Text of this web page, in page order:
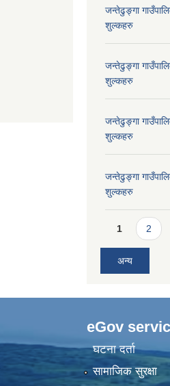
जन्तेढुङ्गा
शुल्कहरु
जन्तेढुङ्गा
शुल्कहरु
जन्तेढुङ्गा
शुल्कहरु
जन्तेढुङ्गा
शुल्कहरु
Pages
1 2
अन्य
eGov
घटना दर्ता
सामाजिक सुरक्षा